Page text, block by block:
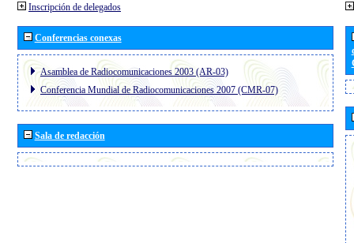
Inscripción de delegados
Conferencias conexas
Asamblea de Radiocomunicaciones 2003 (AR-03)
Conferencia Mundial de Radiocomunicaciones 2007 (CMR-07)
Sala de redacción